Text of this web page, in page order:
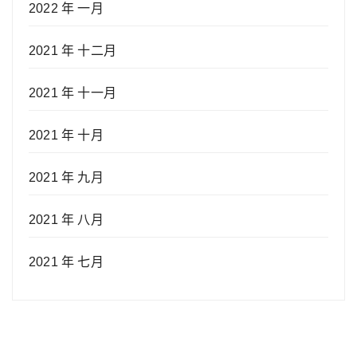
2022 年 一月
2021 年 十二月
2021 年 十一月
2021 年 十月
2021 年 九月
2021 年 八月
2021 年 七月